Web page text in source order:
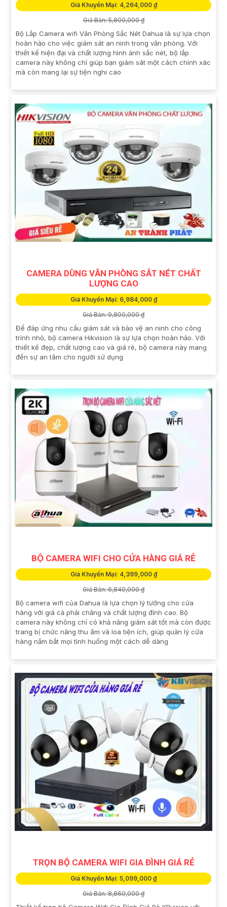
Giá Khuyến Mại: 4,264,000 ₫
Giá Bán: 5,800,000 ₫
Bộ Lắp Camera wifi Văn Phòng Sắc Nét Dahua là sự lựa chọn
hoàn hảo cho việc giám sát an ninh trong văn phòng. Với
thiết kế hiện đại và chất lượng hình ảnh sắc nét, bộ lắp
camera này không chỉ giúp bạn giám sát một cách chính xác
mà còn mang lại sự tiện nghi cao
CAMERA DÙNG VĂN PHÒNG SẮT NÉT CHẤT
LƯỢNG CAO
Giá Khuyến Mại: 6,984,000 ₫
Giá Bán: 9,800,000 ₫
Để đáp ứng nhu cầu giám sát và bảo vệ an ninh cho công
trình nhỏ, bộ camera Hikvision là sự lựa chọn hoàn hảo. Với
thiết kế đẹp, chất lượng cao và giá rẻ, bộ camera này mang
đến sự an tâm cho người sử dụng
BỘ CAMERA WIFI CHO CỬA HÀNG GIÁ RẺ
Giá Khuyến Mại: 4,399,000 ₫
Giá Bán: 6,840,000 ₫
Bộ camera wifi của Dahua là lựa chọn lý tưởng cho cửa
hàng với giá cả phải chăng và chất lượng đỉnh cao. Bộ
camera này không chỉ có khả năng giám sát tốt mà còn được
trang bị chức năng thu âm và loa tiện ích, giúp quản lý cửa
hàng nắm bắt mọi tình huống một cách dễ dàng
TRỌN BỘ CAMERA WIFI GIA ĐÌNH GIÁ RẺ
Giá Khuyến Mại: 5,099,000 ₫
Giá Bán: 8,860,000 ₫